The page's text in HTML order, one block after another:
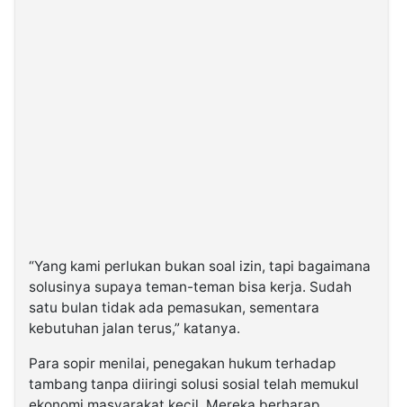
“Yang kami perlukan bukan soal izin, tapi bagaimana
solusinya supaya teman-teman bisa kerja. Sudah
satu bulan tidak ada pemasukan, sementara
kebutuhan jalan terus,” katanya.
Para sopir menilai, penegakan hukum terhadap
tambang tanpa diiringi solusi sosial telah memukul